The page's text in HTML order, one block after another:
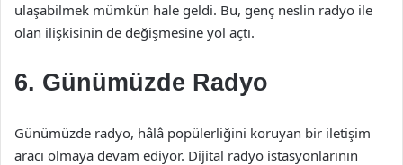
ulaşabilmek mümkün hale geldi. Bu, genç neslin radyo ile
olan ilişkisinin de değişmesine yol açtı.
6. Günümüzde Radyo
Günümüzde radyo, hâlâ popülerliğini koruyan bir iletişim
aracı olmaya devam ediyor. Dijital radyo istasyonlarının